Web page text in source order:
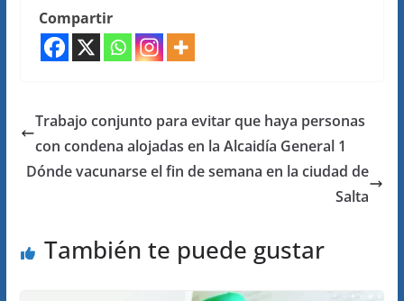
Compartir
Trabajo conjunto para evitar que haya personas
con condena alojadas en la Alcaidía General 1
Dónde vacunarse el fin de semana en la ciudad de
Salta
También te puede gustar